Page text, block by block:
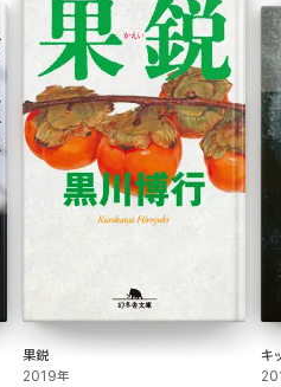
果鋭
2019年
キ